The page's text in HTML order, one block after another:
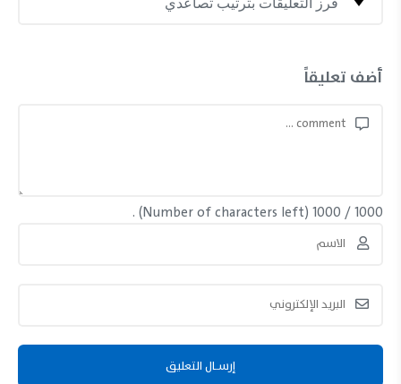
أضف تعليقاً
1000
/
1000
(Number of characters left) .